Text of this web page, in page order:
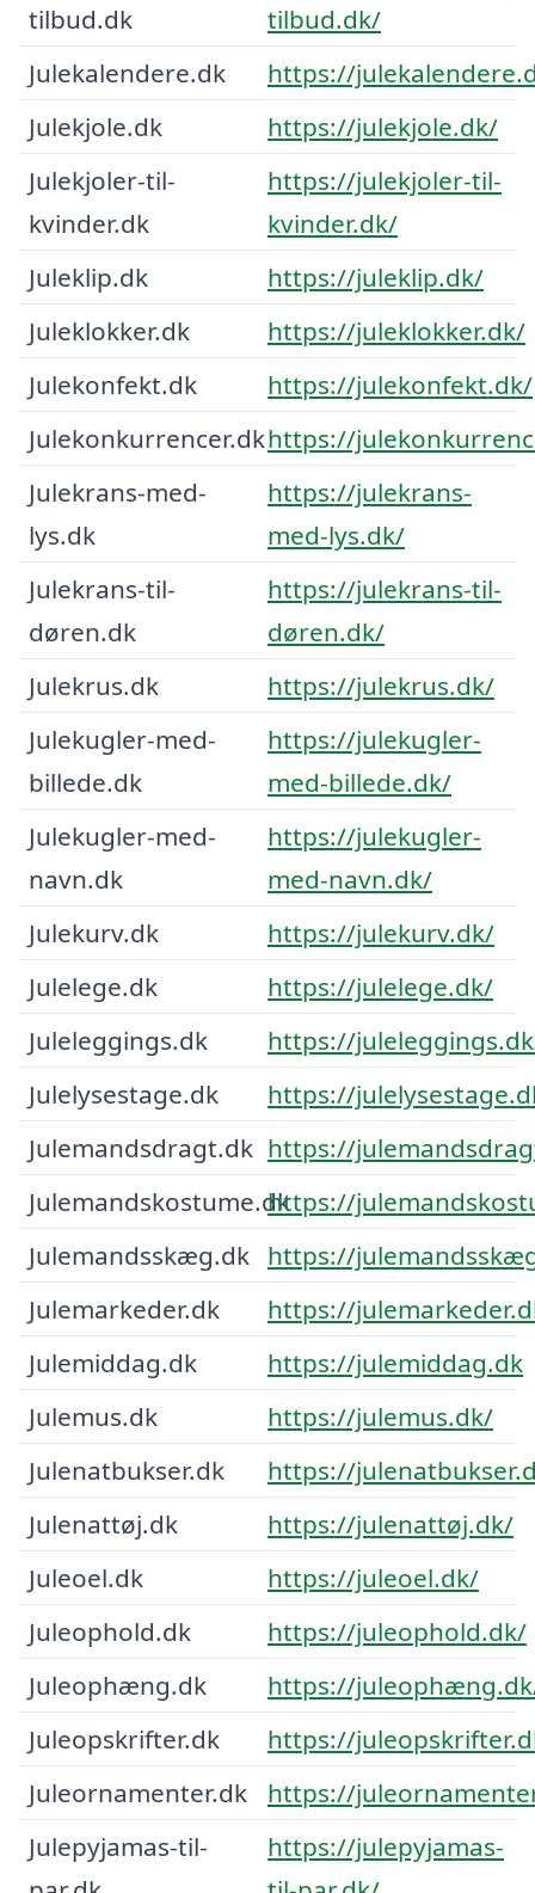
tilbud.dk
tilbud.dk/
Julekalendere.dk
https://
Julekjole.dk
https://julekjole.dk/
Julekjoler-til-
kvinder.dk
https://julekjoler-til-
kvinder.dk/
Juleklip.dk
https://juleklip.dk/
Juleklokker.dk
https://juleklokker.dk/
Julekonfekt.dk
https://julekonfekt.dk/
Julekonkurrencer.dkhttps://
Julekrans-med-
lys.dk
https://julekrans-
med-lys.dk/
Julekrans-til-
døren.dk
https://julekrans-til-
døren.dk/
Julekrus.dk
https://julekrus.dk/
Julekugler-med-
billede.dk
https://julekugler-
med-billede.dk/
Julekugler-med-
navn.dk
https://julekugler-
med-navn.dk/
Julekurv.dk
https://julekurv.dk/
Julelege.dk
https://julelege.dk/
Juleleggings.dk
https://
Julelysestage.dk
https://
Julemandsdragt.dk https://
Julemandskostume.dkhttps://
Julemandsskæg.dk https://
Julemarkeder.dk
https://
Julemiddag.dk
https://julemiddag.dk
Julemus.dk
https://julemus.dk/
Julenatbukser.dk
https://
Julenattøj.dk
https://julenattøj.dk/
Juleoel.dk
https://juleoel.dk/
Juleophold.dk
https://juleophold.dk/
Juleophæng.dk
https://
Juleopskrifter.dk
https://
Juleornamenter.dk
https://
Julepyjamas-til-
https://julepyjamas-